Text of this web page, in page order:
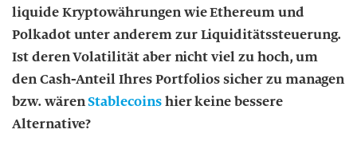
g
u
n
i
n
d
liquide Kryptowährungen wie Ethereum und
Polkadot unter anderem zur Liquiditätssteuerung.
Ist deren Volatilität aber nicht viel zu hoch, um
den Cash-Anteil Ihres Portfolios sicher zu managen
bzw. wärenStablecoinshier keine bessere
Alternative?